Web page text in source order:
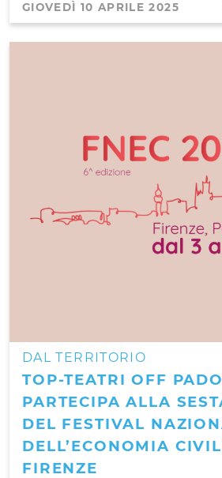
GIOVEDÌ 10 APRILE 2025
DAL TERRITORIO
TOP-TEATRI OFF
PARTECIPA ALLA
DEL FESTIVAL
DELL’ECONOMIA
FIRENZE